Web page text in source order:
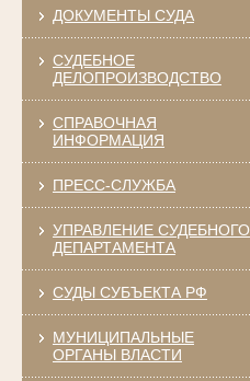
ДОКУМЕНТЫ СУДА
СУДЕБНОЕ
ДЕЛОПРОИЗВОДСТВО
СПРАВОЧНАЯ
ИНФОРМАЦИЯ
ПРЕСС-СЛУЖБА
УПРАВЛЕНИЕ СУДЕБНОГО
ДЕПАРТАМЕНТА
СУДЫ СУБЪЕКТА РФ
МУНИЦИПАЛЬНЫЕ
ОРГАНЫ ВЛАСТИ